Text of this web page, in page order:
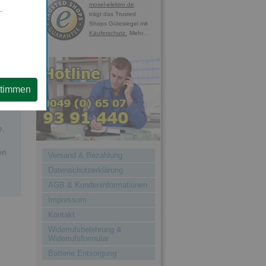
mosel-elektro.de
trägt das Trusted
Shops Gütesiegel mit
Käuferschutz.
Mehr...
Versand & Bezahlung
Datenschutzerklärung
AGB & Kundeninformationen
Impressum
Kontakt
Widerrufsbelehrung &
Widerrufsformular
Batterie Entsorgung